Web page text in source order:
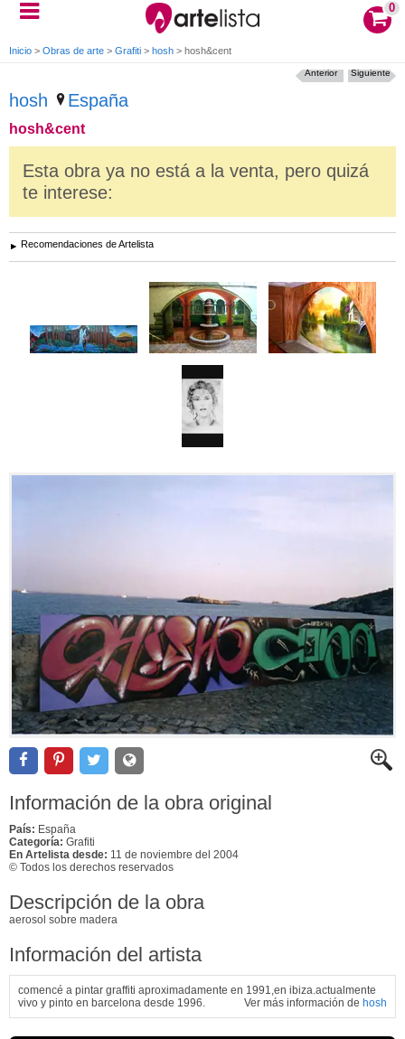
0
Inicio > Obras de arte > Grafiti > hosh > hosh&cent
hosh España
hosh&cent
Siguiente
Anterior
Esta obra ya no está a la venta, pero quizá
te interese:
Recomendaciones de Artelista
Información de la obra original
País: España
Categoría: Grafiti
En Artelista desde: 11 de noviembre del 2004
© Todos los derechos reservados
Descripción de la obra
aerosol sobre madera
Información del artista
comencé a pintar graffiti aproximadamente en 1991,en ibiza.actualmente
vivo y pinto en barcelona desde 1996.
Ver más información de hosh